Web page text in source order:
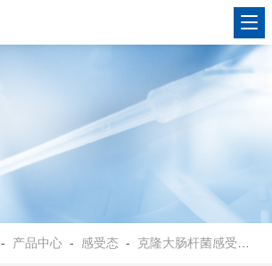
- 产品中心 - 感受态 - 克隆大肠杆菌感受态